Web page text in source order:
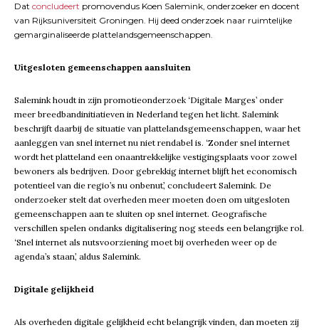
Dat concludeert promovendus Koen Salemink, onderzoeker en docent
van Rijksuniversiteit Groningen. Hij deed onderzoek naar ruimtelijke
gemarginaliseerde plattelandsgemeenschappen.
Uitgesloten gemeenschappen aansluiten
Salemink houdt in zijn promotieonderzoek ‘Digitale Marges’ onder
meer breedbandinitiatieven in Nederland tegen het licht. Salemink
beschrijft daarbij de situatie van plattelandsgemeenschappen, waar het
aanleggen van snel internet nu niet rendabel is. ‘Zonder snel internet
wordt het platteland een onaantrekkelijke vestigingsplaats voor zowel
bewoners als bedrijven. Door gebrekkig internet blijft het economisch
potentieel van die regio’s nu onbenut’, concludeert Salemink. De
onderzoeker stelt dat overheden meer moeten doen om uitgesloten
gemeenschappen aan te sluiten op snel internet. Geografische
verschillen spelen ondanks digitalisering nog steeds een belangrijke rol.
‘Snel internet als nutsvoorziening moet bij overheden weer op de
agenda’s staan’, aldus Salemink.
Digitale gelijkheid
Als overheden digitale gelijkheid echt belangrijk vinden, dan moeten zij